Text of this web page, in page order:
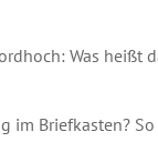
Was heißt
im Briefkasten?